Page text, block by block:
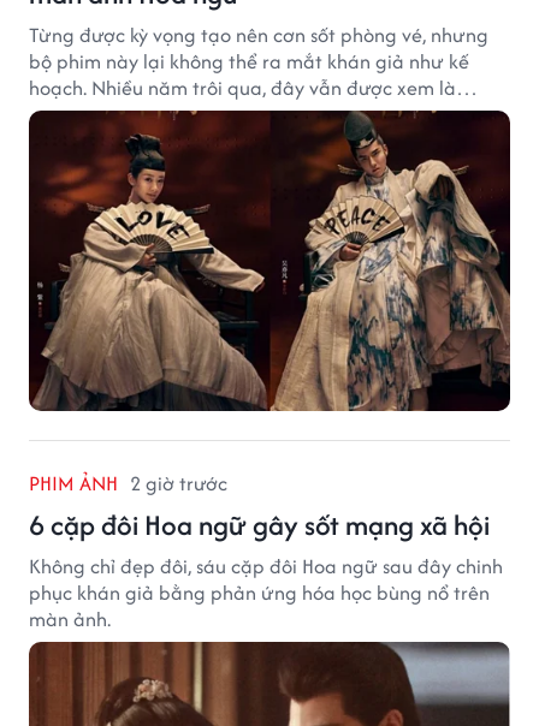
Từng được kỳ vọng tạo nên cơn sốt phòng vé, nhưng
bộ phim này lại không thể ra mắt khán giả như kế
hoạch. Nhiều năm trôi qua, đây vẫn được xem là
trường hợp đáng tiếc bậc nhất của màn ảnh Hoa ngữ.
PHIM ẢNH 2 giờ trước
6 cặp đôi Hoa ngữ gây sốt mạng xã hội
Không chỉ đẹp đôi, sáu cặp đôi Hoa ngữ sau đây chinh
phục khán giả bằng phản ứng hóa học bùng nổ trên
màn ảnh.